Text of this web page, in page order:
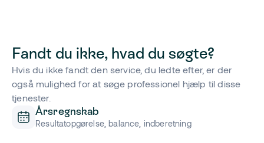
Fandt du ikke, hvad du søgte?
Hvis du ikke fandt den service, du ledte efter, er der
også mulighed for at søge professionel hjælp til disse
tjenester.
Årsregnskab
Resultatopgørelse, balance, indberetning